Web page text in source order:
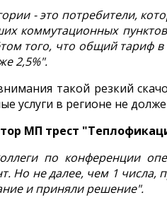
- это потребители,
коммутационных
того, что общий тариф
2,5%".
такой резкий
услуги в регионе не
МП трест
по конференции
Но не далее, чем 1 числа,
и приняли решение".